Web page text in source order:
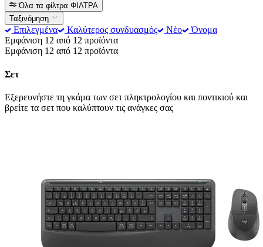
Όλα τα φίλτρα ΦΙΛΤΡΑ
Ταξινόμηση
Επιλεγμένα Καλύτερος συνδυασμός Νέο
Όνομα
Εμφάνιση 12 από 12 προϊόντα
Εμφάνιση 12 από 12 προϊόντα
Σετ
Εξερευνήστε τη γκάμα των σετ πληκτρολογίου και ποντικιού και
βρείτε τα σετ που καλύπτουν τις ανάγκες σας